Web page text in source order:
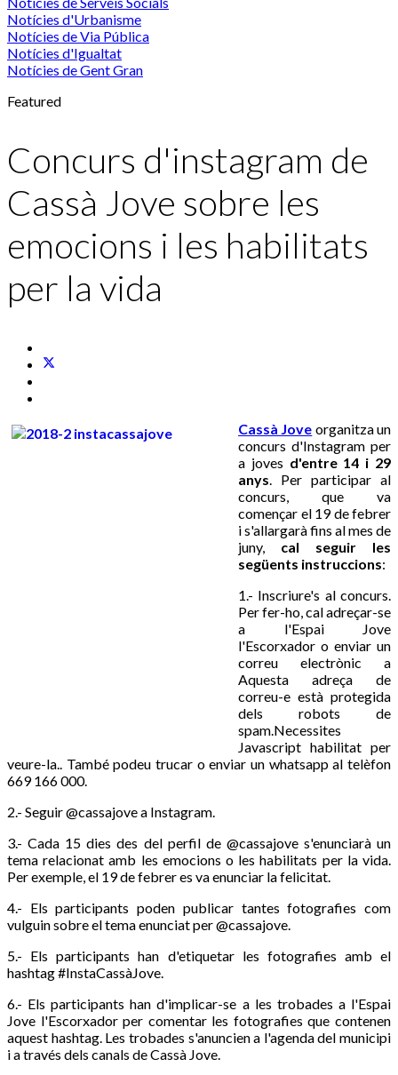
Notícies d'Urbanisme
Notícies de Via Pública
Notícies d'Igualtat
Notícies de Gent Gran
Featured
Concurs d'instagram de
Cassà Jove sobre les
emocions i les habilitats
per la vida
Cassà Jove organitza un
concurs d'Instagram per
a joves d'entre 14 i 29
anys. Per participar al
concurs, que va
començar el 19 de febrer
i s'allargarà fins al mes de
juny, cal seguir les
següents instruccions:
1.- Inscriure's al concurs.
Per fer-ho, cal adreçar-se
a l'Espai Jove
l'Escorxador o enviar un
correu electrònic a
Aquesta adreça de
correu-e està protegida
dels robots de
spam.Necessites
Javascript habilitat per
veure-la.. També podeu trucar o enviar un whatsapp al telèfon
669 166 000.
2.- Seguir @cassajove a Instagram.
3.- Cada 15 dies des del perfil de @cassajove s'enunciarà un
tema relacionat amb les emocions o les habilitats per la vida.
Per exemple, el 19 de febrer es va enunciar la felicitat.
4.- Els participants poden publicar tantes fotografies com
vulguin sobre el tema enunciat per @cassajove.
5.- Els participants han d'etiquetar les fotografies amb el
hashtag #InstaCassàJove.
6.- Els participants han d'implicar-se a les trobades a l'Espai
Jove l'Escorxador per comentar les fotografies que contenen
aquest hashtag. Les trobades s'anuncien a l'agenda del municipi
i a través dels canals de Cassà Jove.